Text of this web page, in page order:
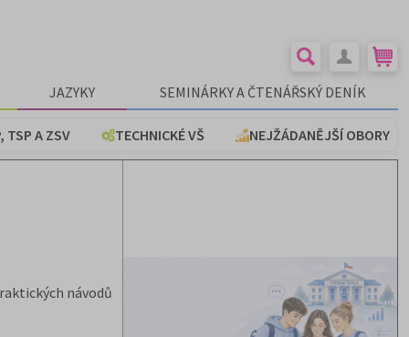
JAZYKY SEMINÁRKY A ČTENÁŘSKÝ DENÍK
TSP A ZSV TECHNICKÉ VŠ NEJŽÁDANĚJŠÍ OBORY
návodů